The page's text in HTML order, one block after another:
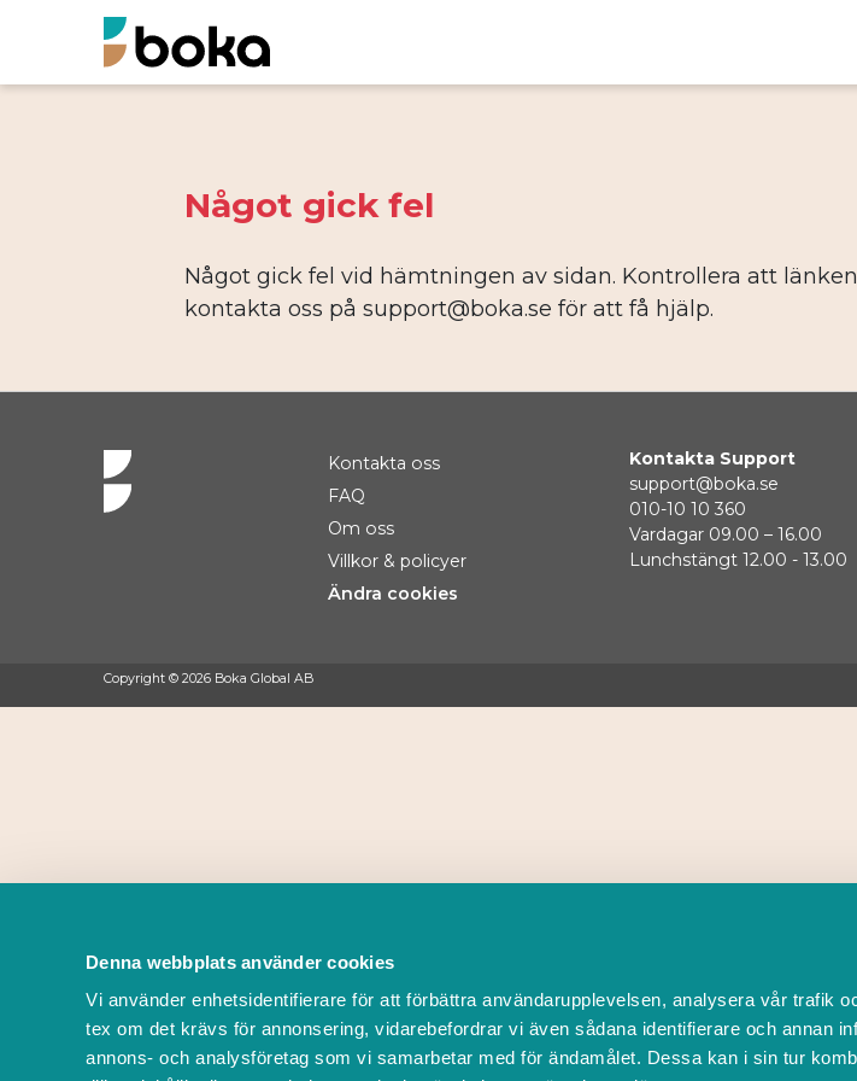
Denna webbplats använder cookies
Vi använder enhetsidentifierare för att förbättra användarupplevelsen, analysera vår trafik
tex om det krävs för annonsering, vidarebefordrar vi även sådana identifierare och annan
annons- och analysföretag som vi samarbetar med för ändamålet. Dessa kan i sin tur
Något gick fel
Något gick fel vid hämtningen av sidan. Kontrollera att
kontakta oss på support@boka.se för att få hjälp.
Kontakta oss
FAQ
Om oss
Villkor & policyer
Ändra cookies
Kontakta Support
support@boka.se
010-10 10 360
Vardagar 09.00 – 16.00
Lunchstängt 12.00 - 13.00
Copyright © 2026 Boka Global AB